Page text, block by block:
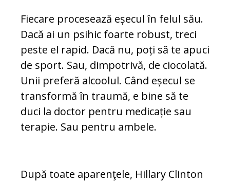
Fiecare procesează eșecul în felul său.
Da­că ai un psihic foarte robust, treci
peste el rapid. Dacă nu, poți să te apuci
de sport. Sau, dimpotrivă, de ciocolată.
Unii preferă alcoolul. Când eșecul se
transformă în tra­u­­mă, e bine să te
duci la doctor pentru me­dicație sau
terapie. Sau pentru ambele.
După toate aparenţele, Hillary Clin­ton